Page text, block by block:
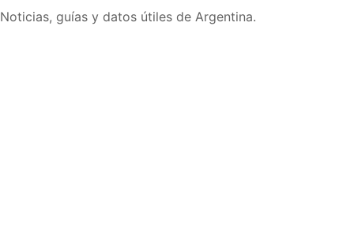
Noticias, guías y datos útiles de Argentina.